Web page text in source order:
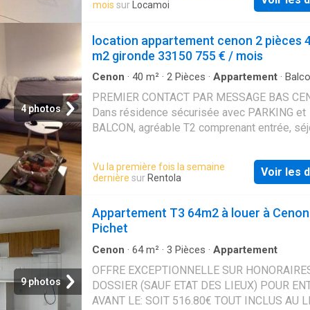
risques auxquels ce bien est exposé sont
mois sur Locamoi
4 photos
location appartement cenon 2 pièces
m2 gironde 33150 755 € / mois
Cenon · 40 m² · 2 Pièces · Appartement ·
PREMIER CONTACT PAR MESSAGE BAS
Dans résidence sécurisée avec PARKING et
BALCON, agréable T2 comprenant entrée,
chambre, une salle d'eau avec wc. Chauffage
Disponible de suite
Vu la première fois la semaine
dernière sur Rentola Voir les
9 photos
Appartement T3 64m2 à louer à Cenon
Pichet
Cenon · 64m² · 3 Pièces · Appartement
OFFRE EXCEPTIONNELLE SUR
DOSSIER (SAUF ETAT DES LIEUX) POUR
AVANT LE: SOIT 516.80€ TOUT INCLUS AU